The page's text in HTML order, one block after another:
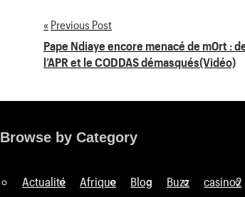
Navigation
de
l’article
Previous Post
Pape Ndiaye encore menacé de m0rt :
l’APR et le CODDAS démasqués(Vidéo)
Browse by Category
Actualité Afrique Blog Buzz casino2